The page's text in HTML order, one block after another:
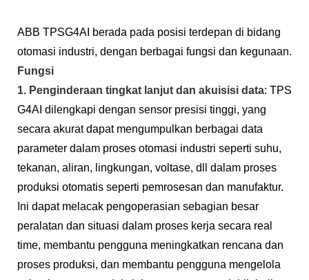
ABB TPSG4AI berada pada posisi terdepan di bidang
otomasi industri, dengan berbagai fungsi dan kegunaan.
Fungsi
1. Penginderaan tingkat lanjut dan akuisisi data: TPS
G4AI dilengkapi dengan sensor presisi tinggi, yang
secara akurat dapat mengumpulkan berbagai data
parameter dalam proses otomasi industri seperti suhu,
tekanan, aliran, lingkungan, voltase, dll dalam proses
produksi otomatis seperti pemrosesan dan manufaktur.
Ini dapat melacak pengoperasian sebagian besar
peralatan dan situasi dalam proses kerja secara real
time, membantu pengguna meningkatkan rencana dan
proses produksi, dan membantu pengguna mengelola